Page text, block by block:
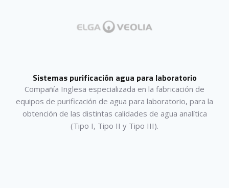
Sistemas purificación agua para laboratorio
Compañía Inglesa especializada en la fabricación de
equipos de purificación de agua para laboratorio, para la
obtención de las distintas calidades de agua analítica
(Tipo I, Tipo II y Tipo III).